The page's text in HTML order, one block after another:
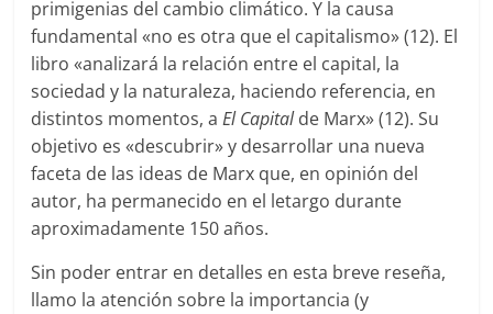
primigenias del cambio climático. Y la causa
fundamental «no es otra que el capitalismo» (12). El
libro «analizará la relación entre el capital, la
sociedad y la naturaleza, haciendo referencia, en
distintos momentos, aEl Capitalde Marx» (12). Su
objetivo es «descubrir» y desarrollar una nueva
faceta de las ideas de Marx que, en opinión del
autor, ha permanecido en el letargo durante
aproximadamente 150 años.
Sin poder entrar en detalles en esta breve reseña,
llamo la atención sobre la importancia (y